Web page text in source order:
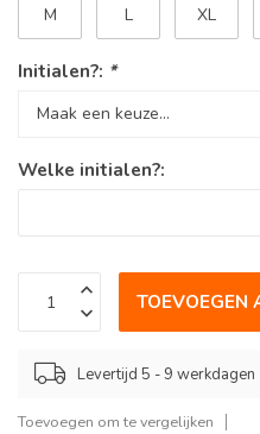
M L XL
Initialen?: *
Welke initialen?:
TOEVOEGEN
Levertijd 5 - 9 werkdagen
Toevoegen om te vergelijken